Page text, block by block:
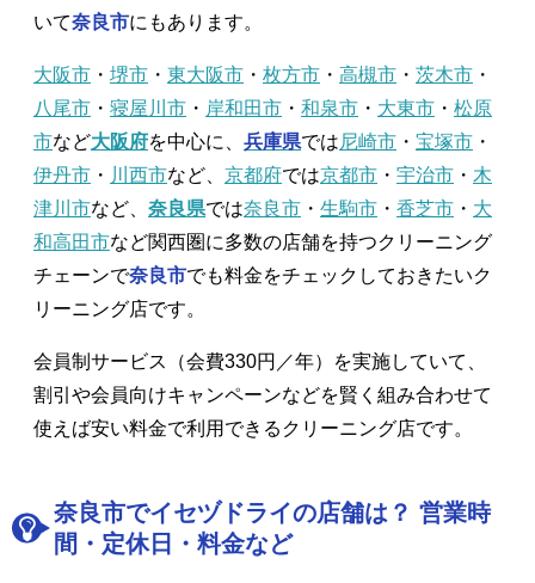
いて奈良市にもあります。
大阪市 ・ 堺市 ・ 東大阪市 ・ 枚方市 ・ 高槻市 ・ 茨木市 ・
八尾市 ・ 寝屋川市 ・ 岸和田市 ・ 和泉市 ・ 大東市 ・ 松原
市など大阪府を中心に、 兵庫県では尼崎市 ・ 宝塚市 ・
伊丹市 ・ 川西市など、 京都府では京都市 ・ 宇治市 ・ 木
津川市など、 奈良県では奈良市 ・ 生駒市 ・ 香芝市 ・ 大
和高田市など関西圏に多数の店舗を持つクリーニング
チェーンで奈良市でも料金をチェックしておきたいク
リーニング店です。
会員制サービス（会費330円／年）を実施していて、
割引や会員向けキャンペーンなどを賢く組み合わせて
使えば安い料金で利用できるクリーニング店です。
奈良市でイセヅドライの店舗は？ 営業時
間・定休日・料金など